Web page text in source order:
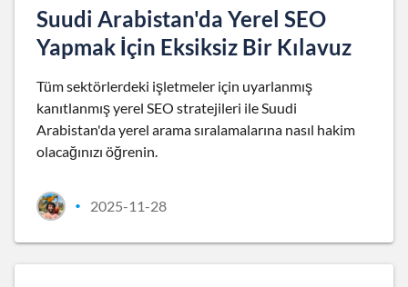
Suudi Arabistan'da Yerel SEO
Yapmak İçin Eksiksiz Bir Kılavuz
Tüm sektörlerdeki işletmeler için uyarlanmış
kanıtlanmış yerel SEO stratejileri ile Suudi
Arabistan'da yerel arama sıralamalarına nasıl hakim
olacağınızı öğrenin.
• 2025-11-28